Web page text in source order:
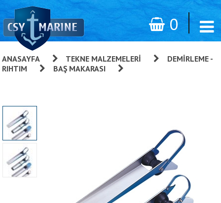
0
ANASAYFA TEKNE MALZEMELERI
DEMIRLEME -
RIHTIM
BAŞ MAKARASI